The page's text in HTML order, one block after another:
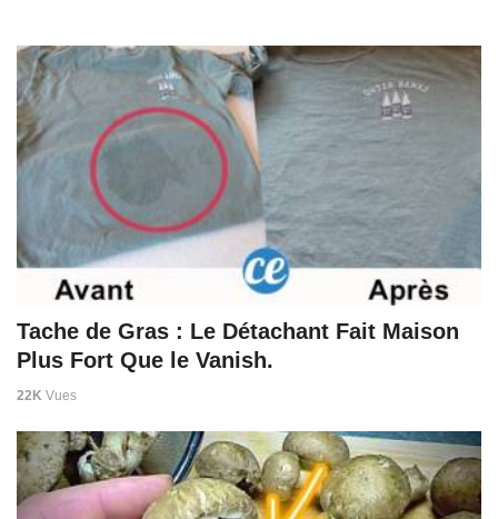
Tache de Gras : Le Détachant Fait Maison
Plus Fort Que le Vanish.
22K Vues